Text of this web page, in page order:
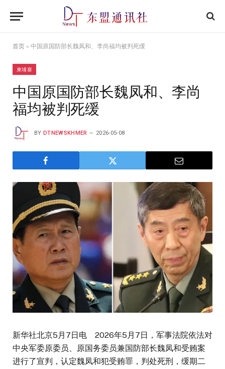
首页 » 中国原国防部长魏凤和、李尚福均被判死缓
柬埔寨
中国原国防部长魏凤和、李尚
福均被判死缓
BY DTNEWSKHMER 2026-05-08
新华社北京5月7日电 2026年5月7日，军事法院依法对
中央军委原委员、原国务委员兼国防部长魏凤和受贿案
进行了宣判，认定魏凤和犯受贿罪，判处死刑，缓期二